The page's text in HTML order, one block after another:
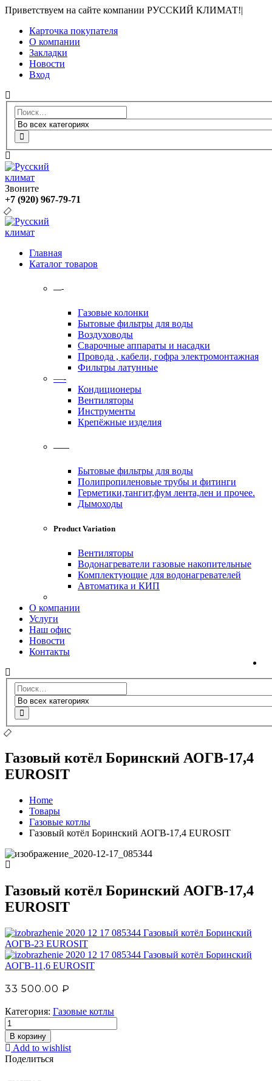
Приветствуем на сайте компании РУССКИЙ КЛИМАТ!|
Карточка покупателя
О компании
Закладки
Новости
Вход
Звоните
+7 (920) 967-79-71
Главная
Каталог товаров
—-
Газовые колонки
Бытовые фильтры для воды
Воздуховоды
Сварочные аппараты и насадки
Провода , кабели, гофра электромонтажная
Фильтры латунные
—-
Кондиционеры
Вентиляторы
Инструменты
Крепёжные изделия
——
Бытовые фильтры для воды
Полипропиленовые трубы и фитинги
Герметики,тангит,фум лента,лен и прочее.
Дымоходы
Product Variation
Вентиляторы
Водонагреватели газовые накопительные
Комплектующие для водонагревателей
Автоматика и КИП
О компании
Услуги
Наш офис
Новости
Контакты
Газовый котёл Боринский АОГВ-17,4
EUROSIT
Home
Товары
Газовые котлы
Газовый котёл Боринский АОГВ-17,4 EUROSIT
Газовый котёл Боринский АОГВ-17,4
EUROSIT
Газовый котёл Боринский
АОГВ-23 EUROSIT
Газовый котёл Боринский
АОГВ-11,6 EUROSIT
33 500.00 ₽
Категория: Газовые котлы
В корзину
Add to wishlist
Поделиться